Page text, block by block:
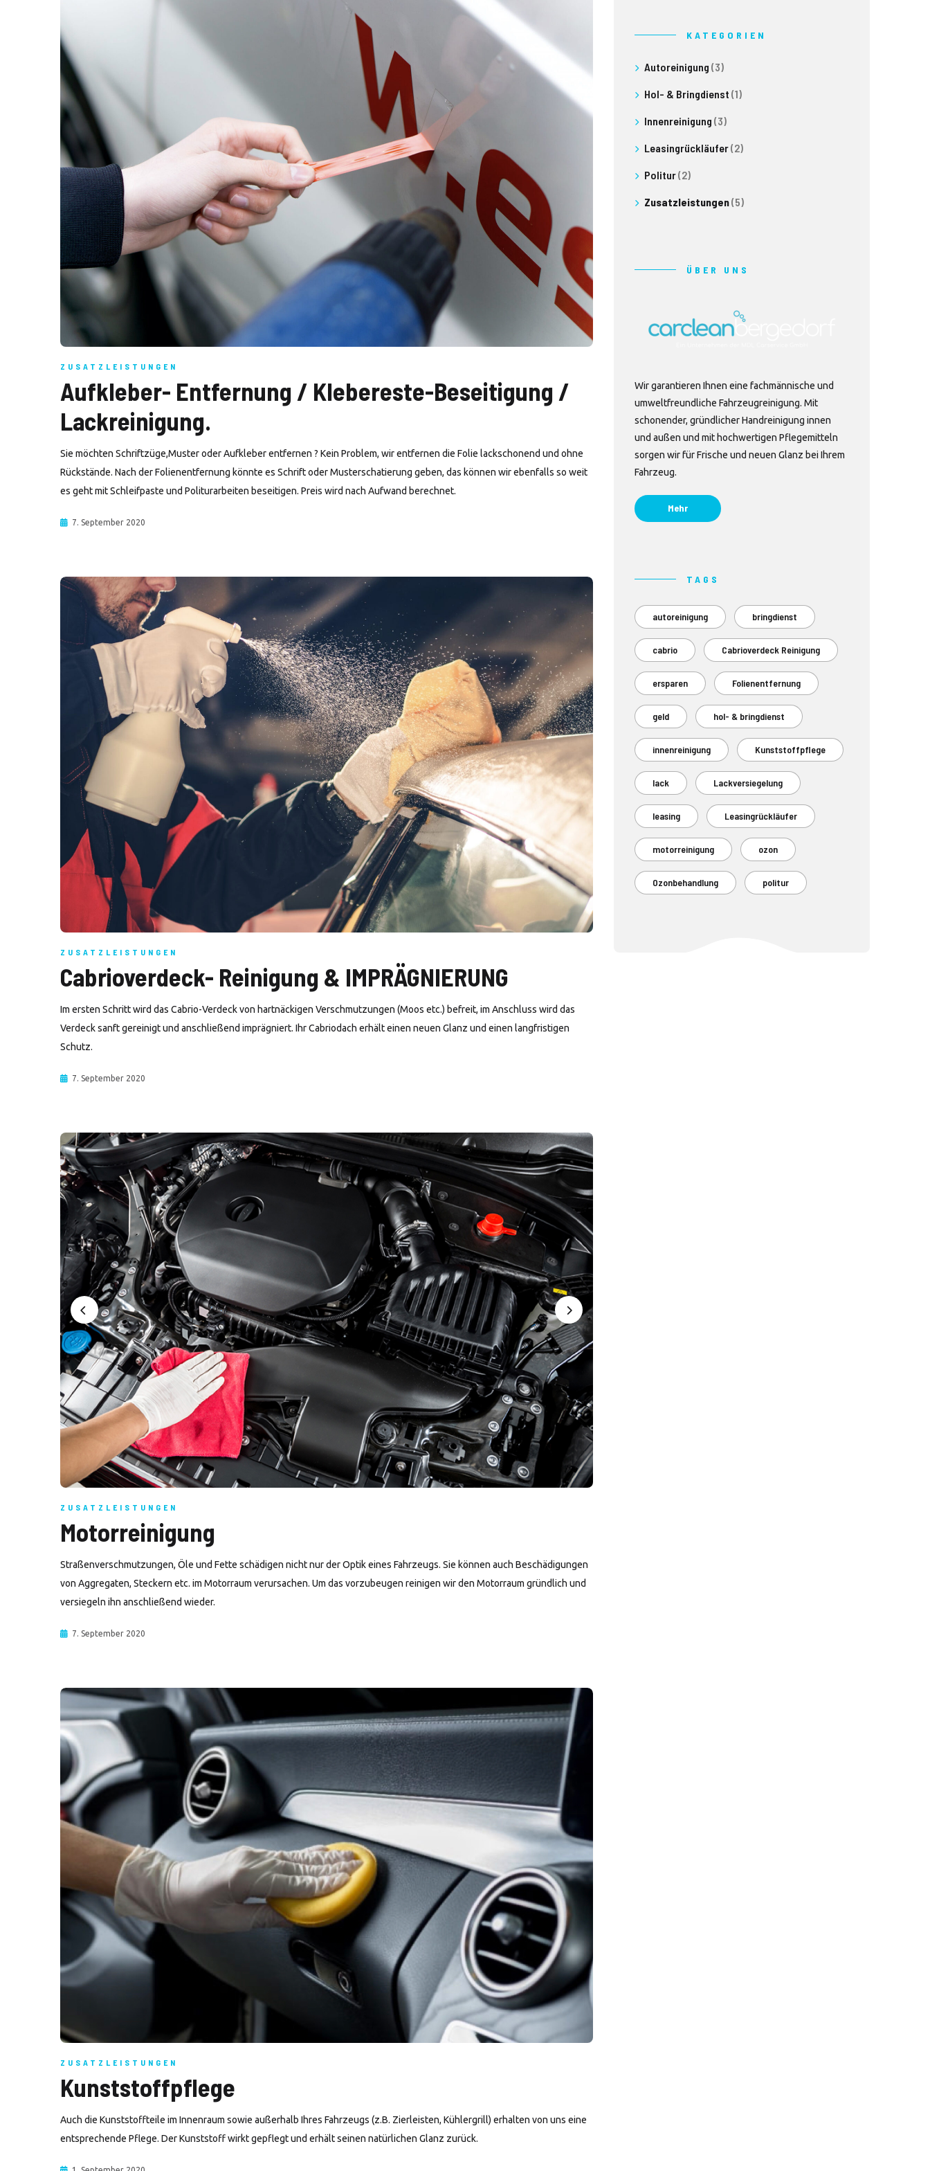
ZUSATZLEISTUNGEN
Aufkleber- Entfernung / Klebereste-Beseitigung /
Lackreinigung.
Sie möchten Schriftzüge,Muster oder Aufkleber entfernen ? Kein Problem, wir entfernen die Folie lackschonend und ohne
Rückstände. Nach der Folienentfernung könnte es Schrift oder Musterschatierung geben, das können wir ebenfalls so weit
es geht mit Schleifpaste und Politurarbeiten beseitigen. Preis wird nach Aufwand berechnet.
7. September 2020
ZUSATZLEISTUNGEN
Cabrioverdeck- Reinigung & IMPRÄGNIERUNG
Im ersten Schritt wird das Cabrio-Verdeck von hartnäckigen Verschmutzungen (Moos etc.) befreit, im Anschluss wird das
Verdeck sanft gereinigt und anschließend imprägniert. Ihr Cabriodach erhält einen neuen Glanz und einen langfristigen
Schutz.
7. September 2020
ZUSATZLEISTUNGEN
Motorreinigung
Straßenverschmutzungen, Öle und Fette schädigen nicht nur der Optik eines Fahrzeugs. Sie können auch Beschädigungen
von Aggregaten, Steckern etc. im Motorraum verursachen. Um das vorzubeugen reinigen wir den Motorraum gründlich und
versiegeln ihn anschließend wieder.
7. September 2020
ZUSATZLEISTUNGEN
Kunststoffpflege
Auch die Kunststoffteile im Innenraum sowie außerhalb Ihres Fahrzeugs (z.B. Zierleisten, Kühlergrill) erhalten von uns eine
entsprechende Pflege. Der Kunststoff wirkt gepflegt und erhält seinen natürlichen Glanz zurück.
KATEGORIEN
Autoreinigung (3)
Hol- & Bringdienst (1)
Innenreinigung (3)
Leasingrückläufer(2)
Politur(2)
Zusatzleistungen(5)
ÜBER UNS
Wir garantieren Ihnen eine fachmännische und
umweltfreundliche Fahrzeugreinigung. Mit
schonender, gründlicher Handreinigung innen
und außen und mit hochwertigen Pflegemitteln
sorgen wir für Frische und neuen Glanz bei Ihrem
Fahrzeug.
Mehr
TAGS
autoreinigung bringdienst
cabrio Cabrioverdeck Reinigung
ersparen Folienentfernung
geld hol- & bringdienst
innenreinigung Kunststoffpflege
lack Lackversiegelung
leasing Leasingrückläufer
motorreinigung ozon
Ozonbehandlung politur